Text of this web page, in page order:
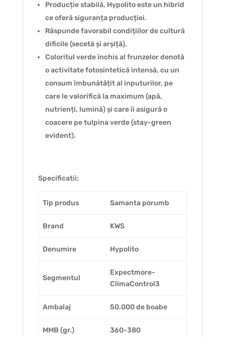
Producție stabilă, Hypolito este un hibrid
ce oferă siguranța producției.
Răspunde favorabil condițiilor de cultură
dificile (secetă și arșiță).
Coloritul verde închis al frunzelor denotă
o activitate fotosintetică intensă, cu un
consum îmbunătățit al inputurilor, pe
care le valorifică la maximum (apă,
nutrienți, lumină) și care îi asigură o
coacere pe tulpina verde (stay-green
evident).
Specificatii:
Tip produs Samanta porumb
Brand KWS
Denumire Hypolito
Segmentul
Expectmore-
ClimaControl3
Ambalaj 50.000 de boabe
MMB (gr.) 360-380